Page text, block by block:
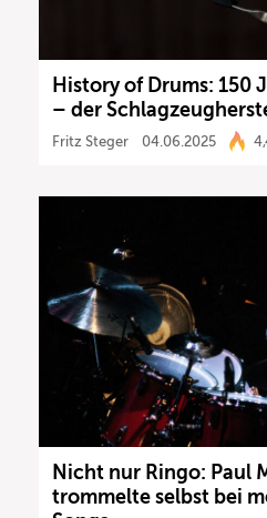
History of Drums: 150
– der
Fritz Steger 04.06.2025
Nicht nur Ringo: Paul
trommelte selbst bei